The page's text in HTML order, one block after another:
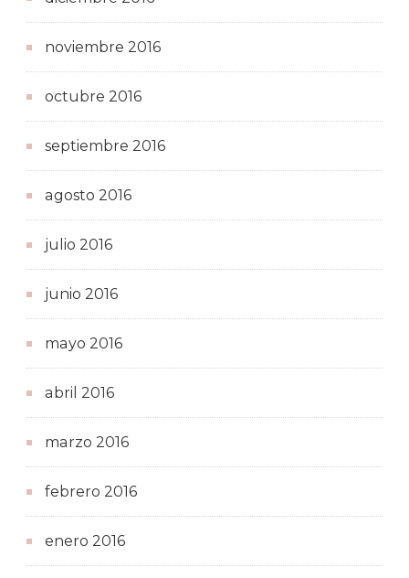
noviembre 2016
octubre 2016
septiembre 2016
agosto 2016
julio 2016
junio 2016
mayo 2016
abril 2016
marzo 2016
febrero 2016
enero 2016